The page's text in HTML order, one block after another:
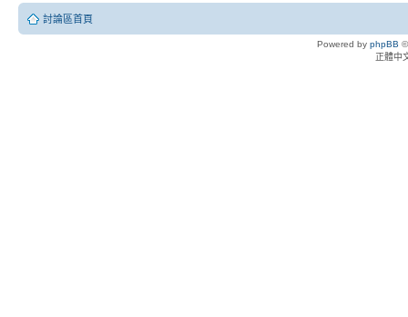
討論區首頁
Powered by phpBB
正體中